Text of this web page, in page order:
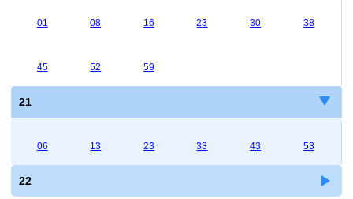
01 08 16 23 30 38
45 52 59
21
06 13 23 33 43 53
22